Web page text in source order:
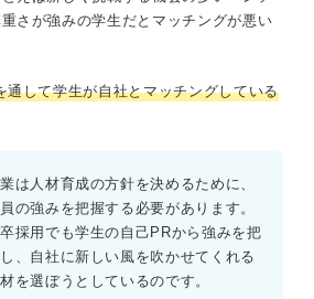
さが強みの学生だとマッチングが悪い
通して学生が自社とマッチングしている
は人材育成の方針を決めるために、
の強みを把握する必要があります。
採用でも学生の自己PRから強みを把
、自社に新しい風を吹かせてくれる
を選ぼうとしているのです。